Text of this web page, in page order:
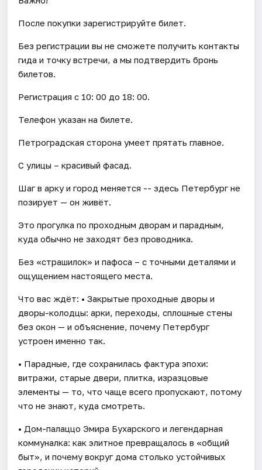
После покупки зарегистрируйте билет.
Без регистрации вы не сможете получить контакты
гида и точку встречи, а мы подтвердить бронь
билетов.
Регистрация с 10: 00 до 18: 00.
Телефон указан на билете.
Петроградская сторона умеет прятать главное.
С улицы – красивый фасад.
Шаг в арку и город меняется -- здесь Петербург не
позирует — он живёт.
Это прогулка по проходным дворам и парадным,
куда обычно не заходят без проводника.
Без «страшилок» и пафоса – с точными деталями и
ощущением настоящего места.
Что вас ждёт: • Закрытые проходные дворы и
дворы-колодцы: арки, переходы, сплошные стены
без окон — и объяснение, почему Петербург
устроен именно так.
• Парадные, где сохранилась фактура эпохи:
витражи, старые двери, плитка, изразцовые
элементы — то, что чаще всего пропускают, потому
что не знают, куда смотреть.
• Дом-палаццо Эмира Бухарского и легендарная
коммуналка: как элитное превращалось в «общий
быт», и почему вокруг дома столько устойчивых